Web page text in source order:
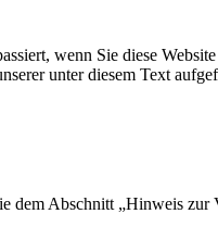
wenn Sie diese
unter diesem Text
Abschnitt „Hinweis